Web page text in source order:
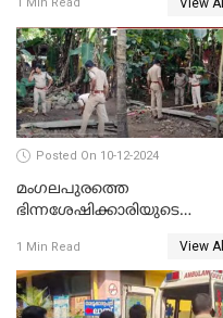
1 Min Read
Posted On 10-12-2024
മംഗലപുരത്തെ
ഭിന്നശേഷിക്കാരിയുടെ
സംശയിക്കുന്നയാള്‍
കസ്റ്റഡിയില്‍
1 Min Read View All